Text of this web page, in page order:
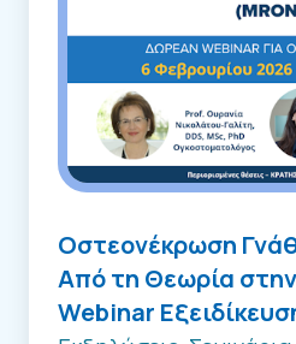
Οστεονέκρωση
Από τη Θεωρία
Webinar